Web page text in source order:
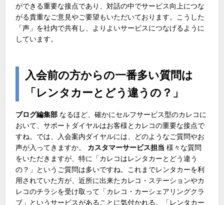
ができる重要な接点であり、対話の中でサービス向上につな
がる貴重なご意見やご要望もいただいております。こうした
「声」を社内で共有し、よりよいサービスにつなげるように
しています。
入会前の方からの一番多い質問は
「レンタカーとどう違うの？」
ブログ編集部 なるほど、確かにセルフサービス型のカレコに
おいて、サポートダイヤルはお客様とカレコの重要な接点で
すね。では、入会案内ダイヤルには、どのようなご質問やお
声が入ってきますか。 カスタマーサービス担当 様々な質問
をいただきますが、特に「カレコはレンタカーとどう違う
の？」というご質問は多いですね。これまでレンタカーを利
用されていた方が、近所に出来たカレコ・ステーションやカ
レコのチラシを受け取って「カレコ・カーシェアリングクラ
ブ」というサービスがあることに気付かれる。「レンタカー